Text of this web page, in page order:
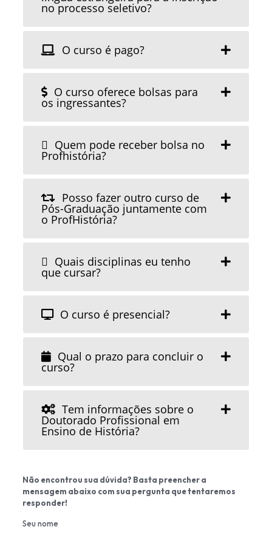
no processo seletivo?
O curso é pago?
O curso oferece bolsas para
os ingressantes?
Quem pode receber bolsa no
Profhistória?
Posso fazer outro curso de
Pós-Graduação juntamente com
o ProfHistória?
Quais disciplinas eu tenho
que cursar?
O curso é presencial?
Qual o prazo para concluir o
curso?
Tem informações sobre o
Doutorado Profissional em
Ensino de História?
Não encontrou sua dúvida? Basta preencher a
mensagem abaixo com sua pergunta que tentaremos
responder!
Seu nome